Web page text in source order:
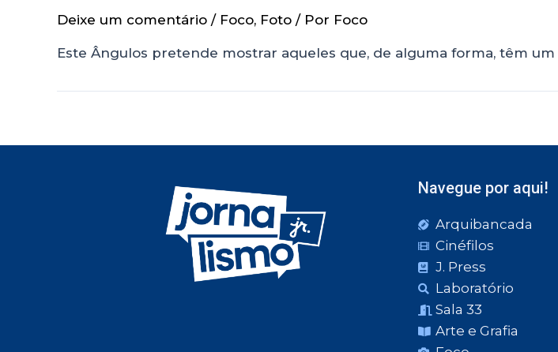
Deixe um comentário / Foco, Foto / Por Foco
Este Ângulos pretende mostrar aqueles que, de alguma forma, têm
Navegue por aqui!
Arquibancada
Cinéfilos
J. Press
Laboratório
Sala 33
Arte e Grafia